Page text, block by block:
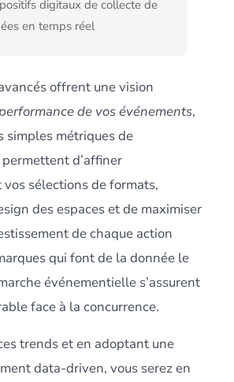
digitaux de collecte de
en temps réel
offrent une vision
de vos événements,
simples métriques de
d’affiner
sélections de formats,
des espaces et de maximiser
de chaque action
qui font de la donnée le
événementielle s’assurent
face à la concurrence.
trends et en adoptant une
data-driven, vous serez en